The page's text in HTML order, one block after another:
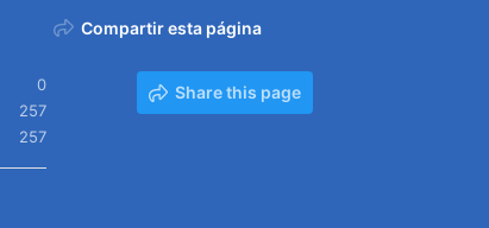
0
257
257
Compartir esta página
Share this page